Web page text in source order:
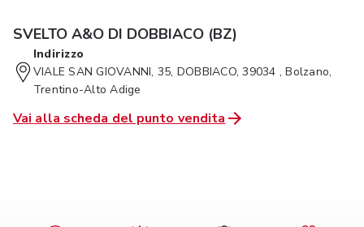
SVELTO A&O DI DOBBIACO (BZ)
Indirizzo
VIALE SAN GIOVANNI, 35, DOBBIACO, 39034 , Bolzano,
Trentino-Alto Adige
Vai alla scheda del punto vendita